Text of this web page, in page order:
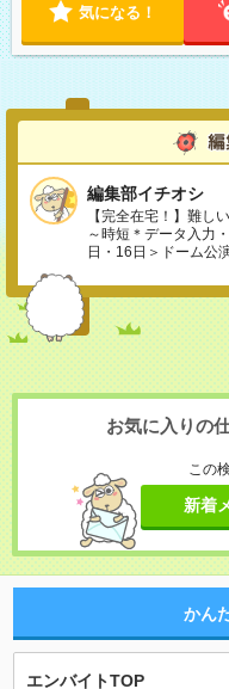
気になる！
編集部イチオシ
【完全在宅！】難し
～時短＊データ入力
日・16日＞ドーム公
お気に入りの
この
新着
かん
エンバイトTOP